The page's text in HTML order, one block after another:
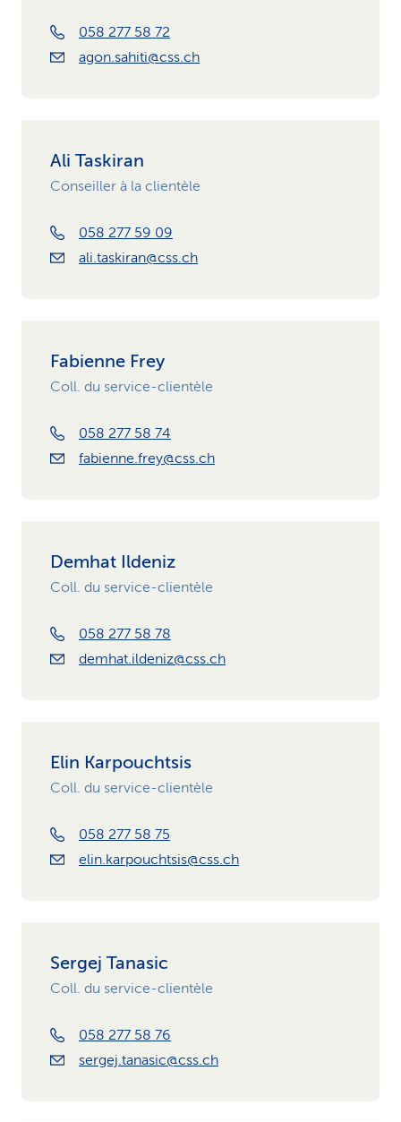
058 277 58 72
agon.sahiti@css.ch
Ali Taskiran
Conseiller à la clientèle
058 277 59 09
ali.taskiran@css.ch
Fabienne Frey
Coll. du service-clientèle
058 277 58 74
fabienne.frey@css.ch
Demhat Ildeniz
Coll. du service-clientèle
058 277 58 78
demhat.ildeniz@css.ch
Elin Karpouchtsis
Coll. du service-clientèle
058 277 58 75
elin.karpouchtsis@css.ch
Sergej Tanasic
Coll. du service-clientèle
058 277 58 76
sergej.tanasic@css.ch